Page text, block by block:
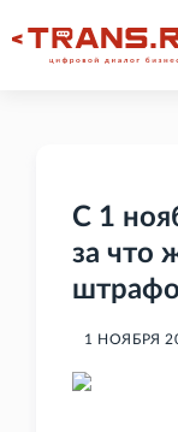
С 1
за что
1 НОЯБРЯ